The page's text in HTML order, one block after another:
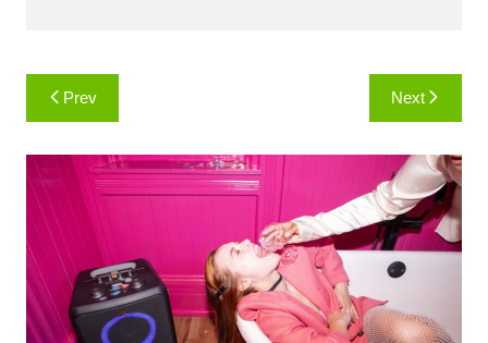
Навигация
Prev Next